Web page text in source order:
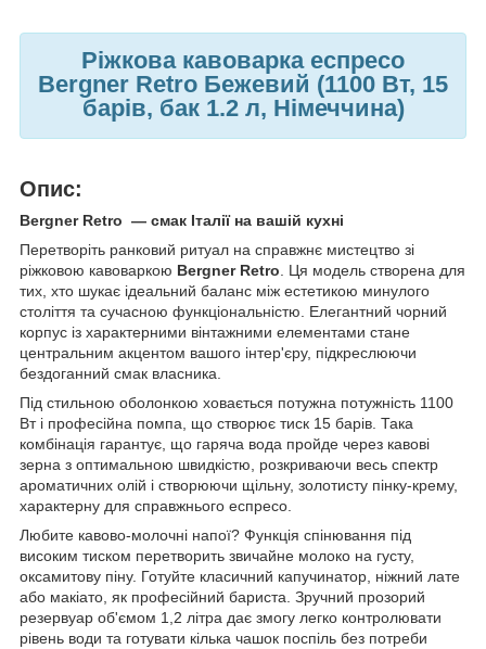
Ріжкова кавоварка еспресо
Bergner Retro Бежевий (1100 Вт, 15
барів, бак 1.2 л, Німеччина)
Опис:
Bergner Retro — смак Італії на вашій кухні
Перетворіть ранковий ритуал на справжнє мистецтво зі
ріжковою кавоваркою Bergner Retro. Ця модель створена для
тих, хто шукає ідеальний баланс між естетикою минулого
століття та сучасною функціональністю. Елегантний чорний
корпус із характерними вінтажними елементами стане
центральним акцентом вашого інтер'єру, підкреслюючи
бездоганний смак власника.
Під стильною оболонкою ховається потужна потужність 1100
Вт і професійна помпа, що створює тиск 15 барів. Така
комбінація гарантує, що гаряча вода пройде через кавові
зерна з оптимальною швидкістю, розкриваючи весь спектр
ароматичних олій і створюючи щільну, золотисту пінку-крему,
характерну для справжнього еспресо.
Любите кавово-молочні напої? Функція спінювання під
високим тиском перетворить звичайне молоко на густу,
оксамитову піну. Готуйте класичний капучинатор, ніжний лате
або макіато, як професійний бариста. Зручний прозорий
резервуар об'ємом 1,2 літра дає змогу легко контролювати
рівень води та готувати кілька чашок поспіль без потреби